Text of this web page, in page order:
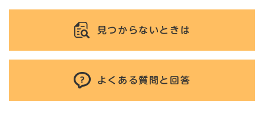
見つからないときは
よくある質問と回答